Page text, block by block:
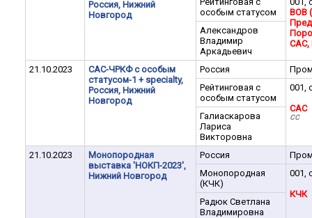
Россия, Нижний
Новгород
особым статусом
BOB
Александров
Владимир
Аркадьевич
21.10.2023
САС-ЧРКФ с особым
статусом-1 + specialty,
Россия, Нижний
Новгород
Россия
Рейтинговая с
особым статусом
001,
CAC
СС
Галиаскарова
Лариса
Викторовна
21.10.2023
Монопородная
выставка 'НОКП-2023',
Нижний Новгород
Россия
Монопородная
(КЧК)
001,
КЧК
Радюк Светлана
Владимировна